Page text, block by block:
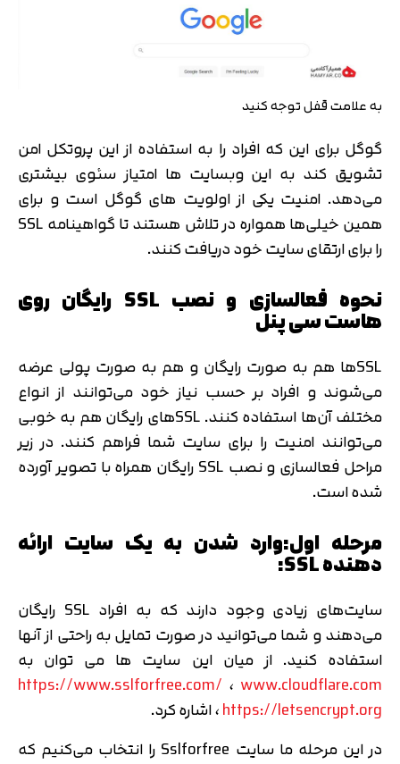
به علامت قفل توجه کنید
گوگل برای این که افراد را به استفاده از این پروتکل امن
تشویق کند به این وبسایت ها امتیاز سئوی بیشتری
می‌دهد. امنیت یکی از اولویت های گوگل است و برای
همین خیلی‌ها همواره در تلاش هستند تا گواهینامه SSL
را برای ارتقای سایت خود دریافت کنند.
نحوه فعالسازی و نصب SSL رایگان روی
هاست سی پنل
SSL‌ها هم به صورت رایگان و هم به صورت پولی عرضه
می‌شوند و افراد بر حسب نیاز خود می‌توانند از انواع
مختلف آن‌ها استفاده کنند. SSL‌های رایگان هم به خوبی
می‌توانند امنیت را برای سایت شما فراهم کنند. در زیر
مراحل فعالسازی و نصب SSL رایگان همراه با تصویر آورده
شده است.
مرحله اول:وارد شدن به یک سایت ارائه
دهنده SSL:
سایت‌های زیادی وجود دارند که به افراد SSL رایگان
می‌دهند و شما می‌توانید در صورت تمایل به راحتی از آنها
استفاده کنید. از میان این سایت ها می توان به
https://www.sslforfree.com/ ، www.cloudflare.com
،https://letsencrypt.org اشاره کرد.
در این مرحله ما سایت Sslforfree را انتخاب می‌کنیم که